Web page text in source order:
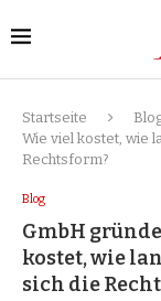
Startseite
Wie viel kostet, wie
Rechtsform?
Blog
GmbH
kostet, wie
sich die